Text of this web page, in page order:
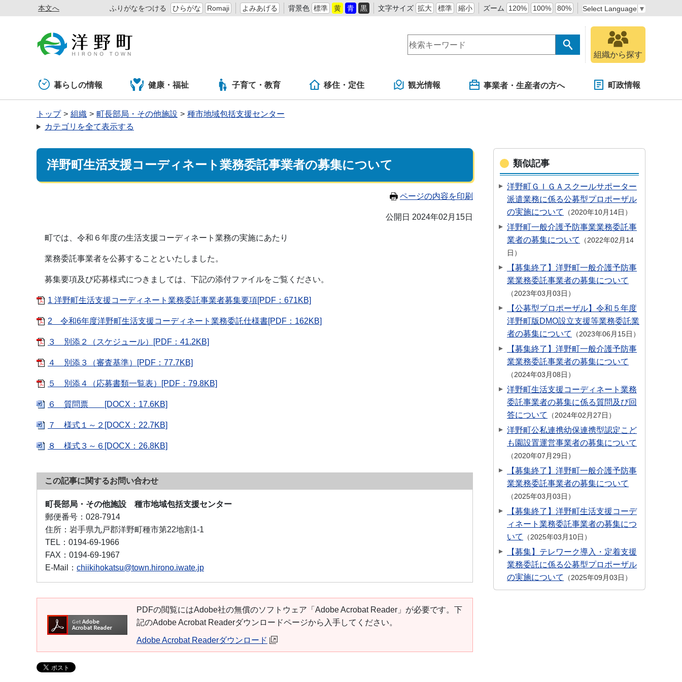
本文へ ふりがなをつける ひらがな Romaji よみあげる 背景色 標準 黄 青 黒 文字サイズ 拡大 標準 縮小 ズーム 120% 100% 80% Select Language ▼
組織から探す
暮らしの情報 健康・福祉 子育て・教育 移住・定住 観光情報 事業者・生産者の方へ 町政情報
トップ 組織 町長部局・その他施設
種市地域包括支援センター
カテゴリを全て表示する
洋野町生活支援コーディネート業務委託事業者の募集について
ページの内容を印刷
公開日 2024年02月15日
町では、令和６年度の生活支援コーディネート業務の実施にあたり
業務委託事業者を公募することといたしました。
募集要項及び応募様式につきましては、下記の添付ファイルをご覧ください。
1 洋野町生活支援コーディネート業務委託事業者募集要項[PDF：671KB]
2 令和6年度洋野町生活支援コーディネート業務委託仕様書[PDF：162KB]
３ 別添２（スケジュール）[PDF：41.2KB]
４ 別添３（審査基準）[PDF：77.7KB]
５ 別添４（応募書類一覧表）[PDF：79.8KB]
６ 質問票 [DOCX：17.6KB]
７ 様式１～２[DOCX：22.7KB]
８ 様式３～６[DOCX：26.8KB]
この記事に関するお問い合わせ
町長部局・その他施設 種市地域包括支援センター
郵便番号： 028-7914
住所： 岩手県九戸郡洋野町種市第22地割1-1
TEL： 0194-69-1966
FAX： 0194-69-1967
E-Mail： chiikihokatsu@town.hirono.iwate.jp
PDFの閲覧にはAdobe社の無償のソフトウェア「Adobe Acrobat Reader」が必要です。下
記のAdobe Acrobat Readerダウンロードページから入手してください。
Adobe Acrobat Readerダウンロード
類似記事
洋野町ＧＩＧＡスクールサポーター
派遣業務に係る公募型プロポーザル
の実施について
2020年10月14日
洋野町一般介護予防事業業務委託事
業者の募集について
2022年02月14
日
【募集終了】洋野町一般介護予防事
業業務委託事業者の募集について
2023年03月03日
【公募型プロポーザル】令和５年度
洋野町版DMO設立支援等業務委託業
者の募集について
2023年06月15日
【募集終了】洋野町一般介護予防事
業業務委託事業者の募集について
2024年03月08日
洋野町生活支援コーディネート業務
委託事業者の募集に係る質問及び回
答について
2024年02月27日
洋野町公私連携幼保連携型認定こど
も園設置運営事業者の募集について
2020年07月29日
【募集終了】洋野町一般介護予防事
業業務委託事業者の募集について
2025年03月03日
【募集終了】洋野町生活支援コーデ
ィネート業務委託事業者の募集につ
いて
2025年03月10日
【募集】テレワーク導入・定着支援
業務委託に係る公募型プロポーザル
の実施について
2025年09月03日